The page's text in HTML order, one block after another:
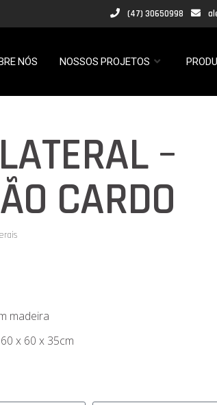
(47) 30650998
NÓS NOSSOS PROJETOS
–
CARDO
madeira
60 x 60 x 35cm